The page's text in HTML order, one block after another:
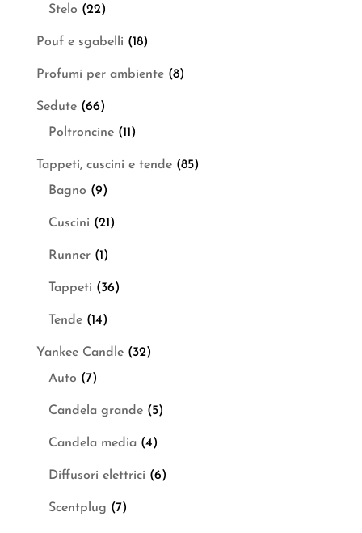
Stelo (22)
Pouf e sgabelli (18)
Profumi per ambiente (8)
Sedute (66)
Poltroncine (11)
Tappeti, cuscini e tende (85)
Bagno (9)
Cuscini (21)
Runner (1)
Tappeti (36)
Tende (14)
Yankee Candle (32)
Auto (7)
Candela grande (5)
Candela media (4)
Diffusori elettrici (6)
Scentplug (7)